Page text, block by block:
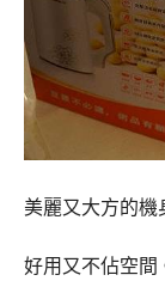
美麗又大方的機
好用又不佔空間